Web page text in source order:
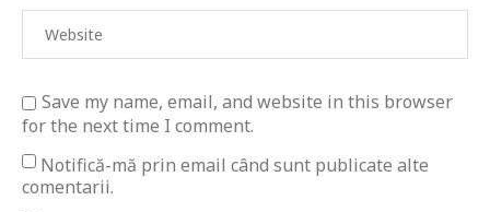
Save my name, email, and website in this browser
for the next time I comment.
Notifică-mă prin email când sunt publicate alte
comentarii.